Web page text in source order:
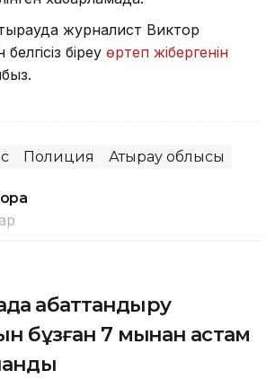
журналист Виктор
белгісіз біреу өртеп жібергенін
Полиция Атырау облысы
абаттандыру
бұзған 7 мыңнан астам